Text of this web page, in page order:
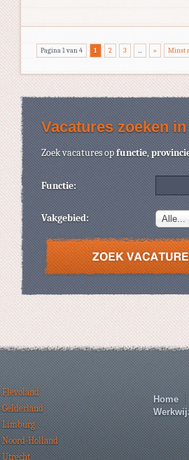
Pagina 1 van 4 1 2 3 ... » Minst
Vacatures zoeken
Zoek vacatures opfunctie,
Functie:
Vakgebied: Alle...
Flevoland
Gelderland
Limburg
Noord-Holland
Utrecht
Home